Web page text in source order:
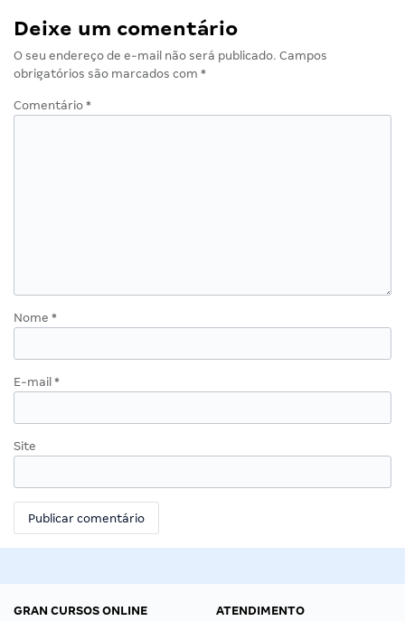
Deixe um comentário
O seu endereço de e-mail não será publicado. Campos
obrigatórios são marcados com *
Comentário *
Nome *
E-mail *
Site
GRAN CURSOS ONLINE
ATENDIMENTO